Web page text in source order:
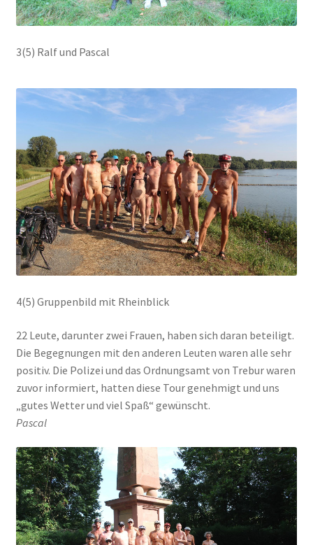
3(5) Ralf und Pascal
4(5) Gruppenbild mit Rheinblick
22 Leute, darunter zwei Frauen, haben sich daran beteiligt.
Die Begegnungen mit den anderen Leuten waren alle sehr
positiv. Die Polizei und das Ordnungsamt von Trebur waren
zuvor informiert, hatten diese Tour genehmigt und uns
„gutes Wetter und viel Spaß“ gewünscht.
Pascal